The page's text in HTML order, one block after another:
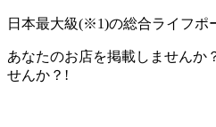
日本最大級(※1)の総合ライフポ
あなたのお店を掲載しませんか
せんか？!